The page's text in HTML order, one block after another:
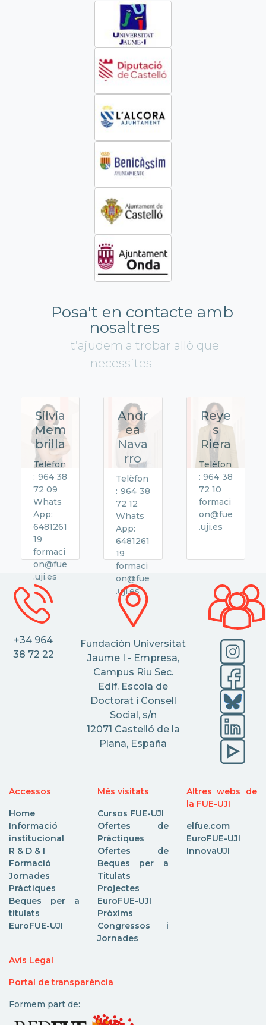
Posa't en contacte amb
nosaltres
t’ajudem a trobar allò que
necessites
Silvia
Mem
brilla
Telèfon
: 964 38
72 09
Whats
App:
6481261
19
formaci
on@fue
.uji.es
Andr
ea
Nava
rro
Telèfon
: 964 38
72 12
Whats
App:
6481261
19
formaci
on@fue
.uji.es
Reye
s
Riera
Telèfon
: 964 38
72 10
formaci
on@fue
.uji.es
+34 964
38 72 22
Fundación Universitat
Jaume I - Empresa,
Campus Riu Sec.
Edif. Escola de
Doctorat i Consell
Social, s/n
12071 Castelló de la
Plana, España
Accessos
Home
Informació
institucional
R & D & I
Formació
Jornades
Pràctiques
Beques per a
titulats
EuroFUE-UJI
Més visitats
Cursos FUE-UJI
Ofertes de
Pràctiques
Ofertes de
Beques per a
Titulats
Projectes
EuroFUE-UJI
Pròxims
Congressos i
Jornades
Altres webs de
la FUE-UJI
elfue.com
EuroFUE-UJI
InnovaUJI
Avís Legal
Portal de transparència
Formem part de: